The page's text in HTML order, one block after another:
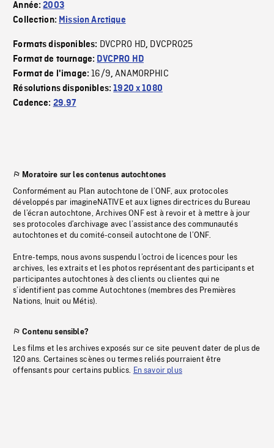
Année:2003
Collection: Mission Arctique
Formats disponibles: DVCPRO HD, DVCPRO25
Format de tournage: DVCPRO HD
Format de l'image:16/9,ANAMORPHIC
Résolutions disponibles:1920 x 1080
Cadence: 29.97
Moratoire sur les contenus autochtones
Conformément au Plan autochtone de l’ONF, aux protocoles
développés par imagineNATIVE et aux lignes directrices du Bureau
de l’écran autochtone, Archives ONF est à revoir et à mettre à jour
ses protocoles d’archivage avec l’assistance des communautés
autochtones et du comité-conseil autochtone de l’ONF.
Entre-temps, nous avons suspendu l’octroi de licences pour les
archives, les extraits et les photos représentant des participants et
participantes autochtones à des clients ou clientes qui ne
s’identifient pas comme Autochtones (membres des Premières
Nations, Inuit ou Métis).
Contenu sensible?
Les films et les archives exposés sur ce site peuvent dater de plus de
120 ans. Certaines scènes ou termes reliés pourraient être
offensants pour certains publics. En savoir plus